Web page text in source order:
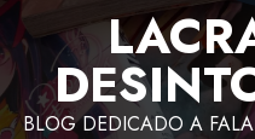
BLOG DEDICADO A